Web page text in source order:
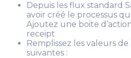
Depuis les flux standard
avoir créé le processus
Ajoutez une boite
receipt
Remplissez les valeurs de
suivantes :